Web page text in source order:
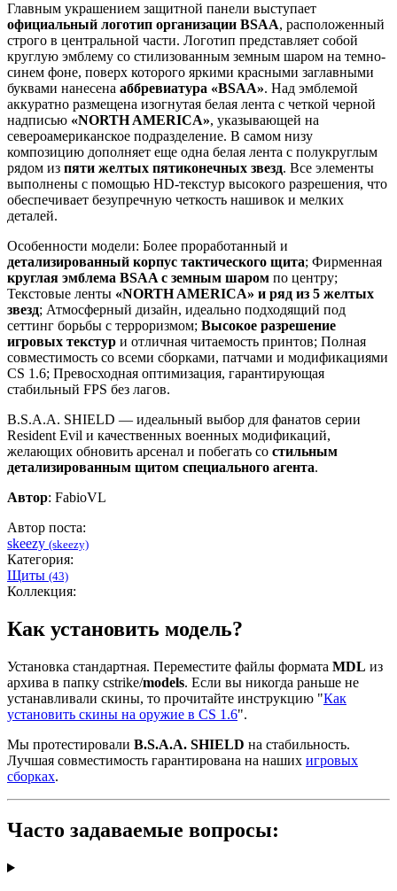
Главным украшением защитной панели выступает
официальный логотип организации BSAA, расположенный
строго в центральной части. Логотип представляет собой
круглую эмблему со стилизованным земным шаром на темно-
синем фоне, поверх которого яркими красными заглавными
буквами нанесена аббревиатура «BSAA». Над эмблемой
аккуратно размещена изогнутая белая лента с четкой черной
надписью «NORTH AMERICA», указывающей на
североамериканское подразделение. В самом низу
композицию дополняет еще одна белая лента с полукруглым
рядом из пяти желтых пятиконечных звезд. Все элементы
выполнены с помощью HD-текстур высокого разрешения, что
обеспечивает безупречную четкость нашивок и мелких
деталей.
Особенности модели: Более проработанный и
детализированный корпус тактического щита; Фирменная
круглая эмблема BSAA с земным шаром по центру;
Текстовые ленты «NORTH AMERICA» и ряд из 5 желтых
звезд; Атмосферный дизайн, идеально подходящий под
сеттинг борьбы с терроризмом; Высокое разрешение
игровых текстур и отличная читаемость принтов; Полная
совместимость со всеми сборками, патчами и модификациями
CS 1.6; Превосходная оптимизация, гарантирующая
стабильный FPS без лагов.
B.S.A.A. SHIELD — идеальный выбор для фанатов серии
Resident Evil и качественных военных модификаций,
желающих обновить арсенал и побегать со стильным
детализированным щитом специального агента.
Автор: FabioVL
Автор поста:
skeezy (skeezy)
Категория:
Щиты (43)
Коллекция:
Как установить модель?
Установка стандартная. Переместите файлы формата MDL из
архива в папку cstrike/models. Если вы никогда раньше не
устанавливали скины, то прочитайте инструкцию "Как
установить скины на оружие в CS 1.6".
Мы протестировали B.S.A.A. SHIELD на стабильность.
Лучшая совместимость гарантирована на наших игровых
сборках.
Часто задаваемые вопросы: